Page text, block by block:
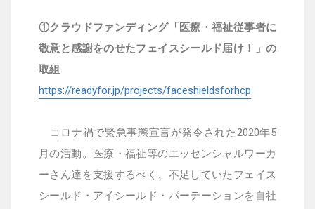
①クラウドファンディング「医療・福祉従事者に
敬意と感謝をのせたフェイスシールド届け！」の
取組
https://readyfor.jp/projects/faceshieldsforhcp
コロナ禍で緊急事態宣言が発令された2020年5
月の活動。医療・福祉等のエッセンシャルワーカ
ーさん達を支援するべく、不足していたフェイス
シールド・アイシールド・パーテーションを自社